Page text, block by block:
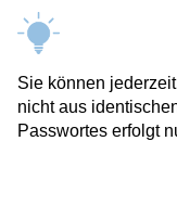
Sie können
nicht aus
Passwortes erfolgt